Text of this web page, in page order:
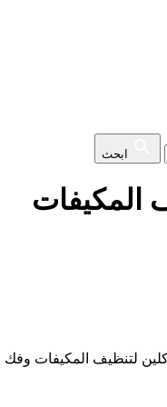
ابحث
المكيفات
لتنظيف المكيفات